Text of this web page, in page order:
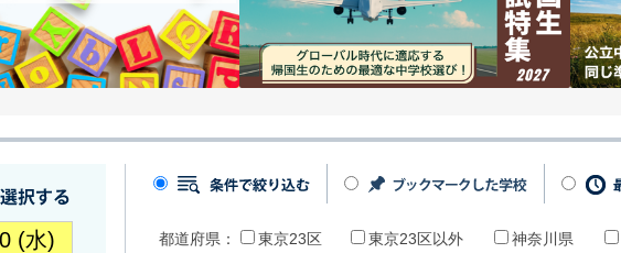
都道府県： 東京23区 東京23区以外 神奈川県